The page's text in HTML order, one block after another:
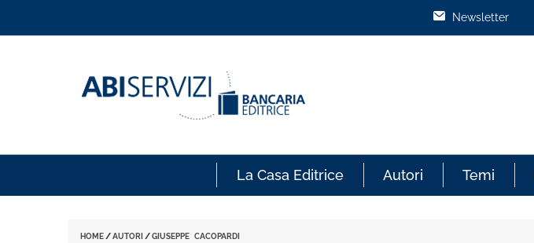
Newsletter
La Casa Editrice Autori Temi
HOME /AUTORI /GIUSEPPE CACOPARDI